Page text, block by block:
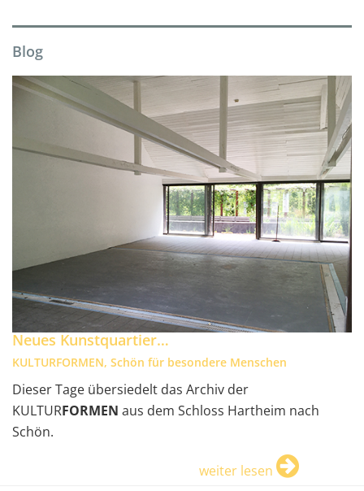
Blog
Neues Kunstquartier…
KULTURFORMEN, Schön für besondere Menschen
Dieser Tage übersiedelt das Archiv der
KULTURFORMEN aus dem Schloss Hartheim nach
Schön.
weiter lesen